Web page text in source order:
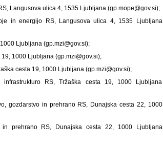
Langusova ulica 4, 1535 Ljubljana (gp.mope@gov.si);
in energijo RS, Langusova ulica 4, 1535 Ljubljana
Ljubljana (gp.mzi@gov.si);
1000 Ljubljana (gp.mzi@gov.si);
cesta 19, 1000 Ljubljana (gp.mzi@gov.si);
RS, Tržaška cesta 19, 1000 Ljubljana
gozdarstvo in prehrano RS, Dunajska cesta 22, 1000
prehrano RS, Dunajska cesta 22, 1000 Ljubljana